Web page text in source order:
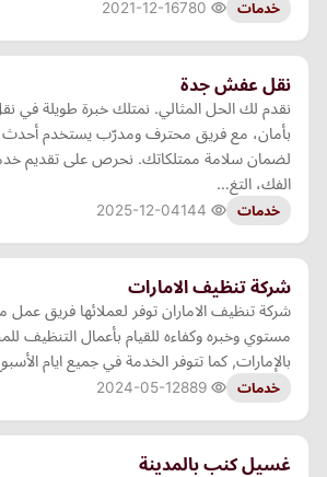
خدمات 2021-12-16
نقل عفش جدة
نقدم لك الحل المثالي. نمتلك خبرة طويلة
بأمان، مع فريق محترف ومدرّب يستخدم أحدث
لضمان سلامة ممتلكاتك. نحرص على تقديم
الفك، التغ…
خدمات 2025-12-04
شركة تنظيف الامارات
شركة تنظيف الاماران توفر لعملائها فريق
مستوي وخبره وكفاءه للقيام بأعمال التنظيف
بالإمارات, كما تتوفر الخدمة في جميع ايام
خدمات 2024-05-12
غسيل كنب بالمدينة